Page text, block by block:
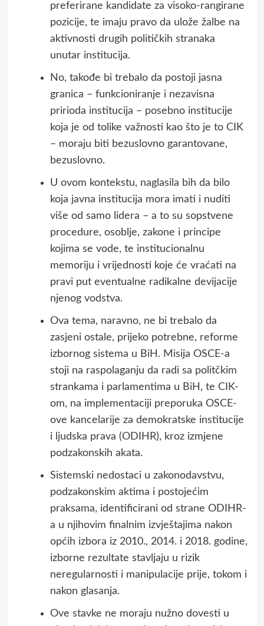
preferirane kandidate za visoko-rangirane
pozicije, te imaju pravo da ulože žalbe na
aktivnosti drugih političkih stranaka
unutar institucija.
No, takođe bi trebalo da postoji jasna
granica – funkcioniranje i nezavisna
pririoda institucija – posebno institucije
koja je od tolike važnosti kao što je to CIK
– moraju biti bezuslovno garantovane,
bezuslovno.
U ovom kontekstu, naglasila bih da bilo
koja javna institucija mora imati i nuditi
više od samo lidera – a to su sopstvene
procedure, osoblje, zakone i principe
kojima se vode, te institucionalnu
memoriju i vrijednosti koje će vraćati na
pravi put eventualne radikalne devijacije
njenog vodstva.
Ova tema, naravno, ne bi trebalo da
zasjeni ostale, prijeko potrebne, reforme
izbornog sistema u BiH. Misija OSCE-a
stoji na raspolaganju da radi sa politčkim
strankama i parlamentima u BiH, te CIK-
om, na implementaciji preporuka OSCE-
ove kancelarije za demokratske institucije
i ljudska prava (ODIHR), kroz izmjene
podzakonskih akata.
Sistemski nedostaci u zakonodavstvu,
podzakonskim aktima i postojećim
praksama, identificirani od strane ODIHR-
a u njihovim finalnim izvještajima nakon
općih izbora iz 2010., 2014. i 2018. godine,
izborne rezultate stavljaju u rizik
neregularnosti i manipulacije prije, tokom i
nakon glasanja.
Ove stavke ne moraju nužno dovesti u